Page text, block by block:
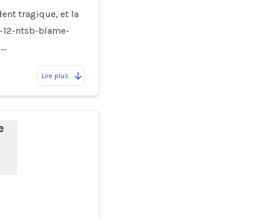
tragique, et la
ntsb-blame-
Lire plus